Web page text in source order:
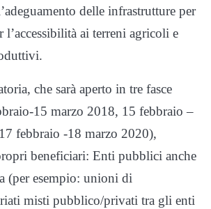
delle infrastrutture per
l’accessibilità ai terreni agricoli e
che sarà aperto in tre fasce
15 marzo 2018, 15 febbraio –
febbraio -18 marzo 2020),
beneficiari: Enti pubblici anche
(per esempio: unioni di
misti pubblico/privati tra gli enti